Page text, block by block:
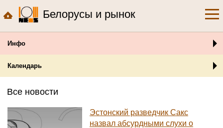
Белорусы и рынок
Инфо
Календарь
Все новости
Эстонский разведчик Сакс
назвал абсурдными слухи о